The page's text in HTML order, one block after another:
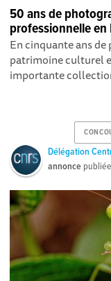
50 ans de
professionnelle en
En cinquante ans
patrimoine culturel
importante
Délégation
annonce